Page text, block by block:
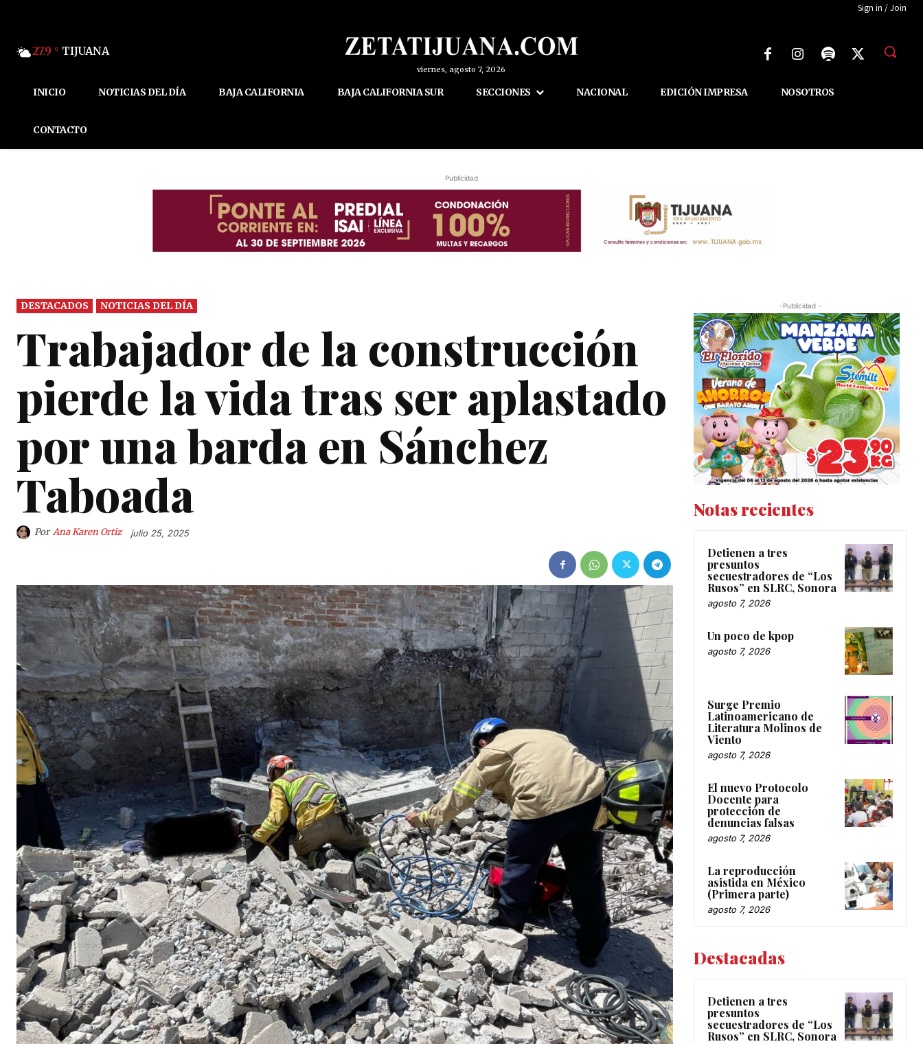
Sign in / Join
27.9 C TIJUANA
viernes, agosto 7, 2026
INICIO NOTICIAS DEL DÍA BAJA CALIFORNIA BAJA CALIFORNIA SUR SECCIONES NACIONAL EDICIÓN IMPRESA NOSOTROS
CONTACTO
Publicidad
DESTACADOS NOTICIAS DEL DÍA
Trabajador de la construcción
pierde la vida tras ser aplastado
por una barda en Sánchez
Taboada
Por Ana Karen Ortiz julio 25, 2025
-Publicidad -
Notas recientes
Detienen a tres
presuntos
secuestradores de “Los
Rusos” en SLRC, Sonora
agosto 7, 2026
Un poco de kpop
agosto 7, 2026
Surge Premio
Latinoamericano de
Literatura Molinos de
Viento
agosto 7, 2026
El nuevo Protocolo
Docente para
protección de
denuncias falsas
agosto 7, 2026
La reproducción
asistida en México
(Primera parte)
agosto 7, 2026
Destacadas
Detienen a tres
presuntos
secuestradores de “Los
Rusos” en SLRC, Sonora